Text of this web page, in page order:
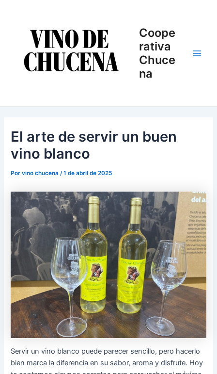
contenido
Coope
rativa
Chuce
na
El arte de servir un buen
vino blanco
Porvino chucena/1 de abril de 2025
Servir un vino blanco puede parecer sencillo, pero hacerlo
bien marca la diferencia en su sabor, aroma y disfrute. Hoy